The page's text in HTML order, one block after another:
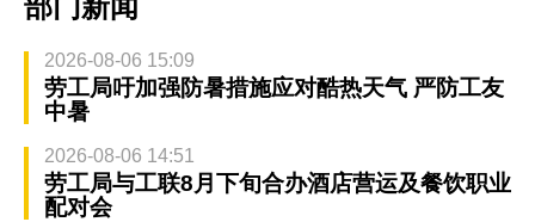
部门新闻
2026-08-06 15:09
劳工局吁加强防暑措施应对酷热天气 严防工友
中暑
2026-08-06 14:51
劳工局与工联8月下旬合办酒店营运及餐饮职业
配对会